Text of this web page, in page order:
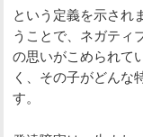
という定義を示され
うことで、ネガティ
の思いがこめられて
く、その子がどんな
す。